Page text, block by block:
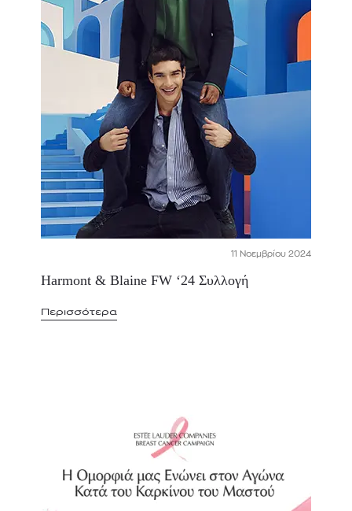
11 Νοεμβρίου 2024
Harmont & Blaine FW ‘24 Συλλογή
Περισσότερα